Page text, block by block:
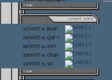
IsF.WOT vs. HoW 2:1
IsF.WOT vs. QSF-7 2:1
IsF.WOT vs.ANV 1:2
IsF.WOT vs. OFaH 0:2
IsF.WOT vs. SA 0:2